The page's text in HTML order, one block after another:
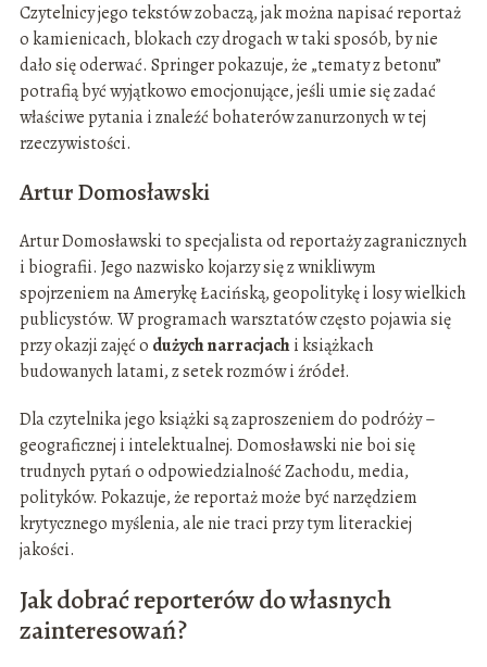
Czytelnicy jego tekstów zobaczą, jak można napisać reportaż
o kamienicach, blokach czy drogach w taki sposób, by nie
dało się oderwać. Springer pokazuje, że „tematy z betonu”
potrafią być wyjątkowo emocjonujące, jeśli umie się zadać
właściwe pytania i znaleźć bohaterów zanurzonych w tej
rzeczywistości.
Artur Domosławski
Artur Domosławski to specjalista od reportaży zagranicznych
i biografii. Jego nazwisko kojarzy się z wnikliwym
spojrzeniem na Amerykę Łacińską, geopolitykę i losy wielkich
publicystów. W programach warsztatów często pojawia się
przy okazji zajęć o dużych narracjachi książkach
budowanych latami, z setek rozmów i źródeł.
Dla czytelnika jego książki są zaproszeniem do podróży –
geograficznej i intelektualnej. Domosławski nie boi się
trudnych pytań o odpowiedzialność Zachodu, media,
polityków. Pokazuje, że reportaż może być narzędziem
krytycznego myślenia, ale nie traci przy tym literackiej
jakości.
Jak dobrać reporterów do własnych
zainteresowań?